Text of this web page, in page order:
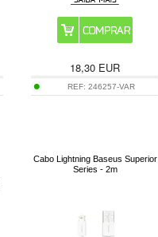
18,30 EUR
REF: 246257-VAR
Cabo Lightning Baseus Superior
Series - 2m